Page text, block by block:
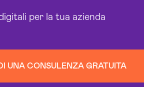
per la tua azienda
UNA CONSULENZA GRATUITA